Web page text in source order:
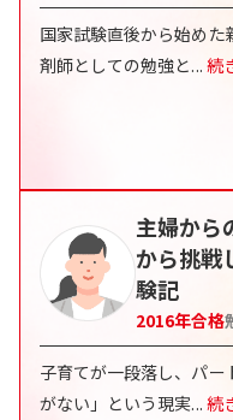
国家試験直後から始め
剤師としての勉強と... 続
主婦から
から挑戦
験記
2016年合格
子育てが一段落し、パ
がない」という現実... 続